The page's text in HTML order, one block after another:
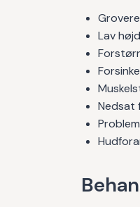
Lav
Nedsat